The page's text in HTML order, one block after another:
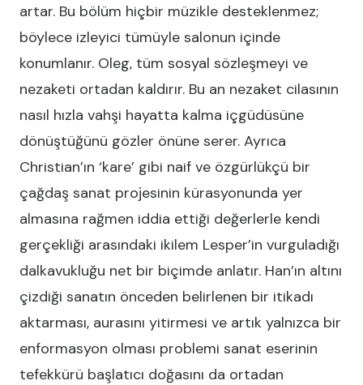
artar. Bu bölüm hiçbir müzikle desteklenmez;
böylece izleyici tümüyle salonun içinde
konumlanır. Oleg, tüm sosyal sözleşmeyi ve
nezaketi ortadan kaldırır. Bu an nezaket cilasının
nasıl hızla vahşi hayatta kalma içgüdüsüne
dönüştüğünü gözler önüne serer. Ayrıca
Christian’ın ‘kare’ gibi naif ve özgürlükçü bir
çağdaş sanat projesinin kürasyonunda yer
almasına rağmen iddia ettiği değerlerle kendi
gerçekliği arasındaki ikilem Lesper’in vurguladığı
dalkavukluğu net bir biçimde anlatır. Han’ın altını
çizdiği sanatın önceden belirlenen bir itikadı
aktarması, aurasını yitirmesi ve artık yalnızca bir
enformasyon olması problemi sanat eserinin
tefekkürü başlatıcı doğasını da ortadan